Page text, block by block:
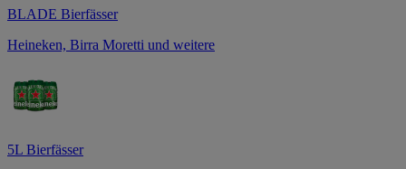
BLADE Bierfässer
Heineken, Birra Moretti und weitere
5L Bierfässer